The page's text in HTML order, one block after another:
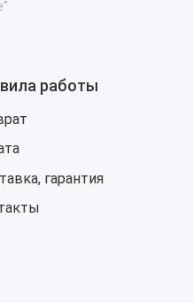
работы
гарантия